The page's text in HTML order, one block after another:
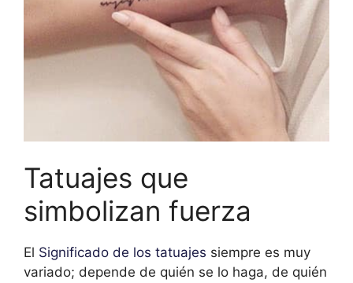
Tatuajes que
simbolizan fuerza
El Significado de los tatuajes siempre es muy
variado; depende de quién se lo haga, de quién